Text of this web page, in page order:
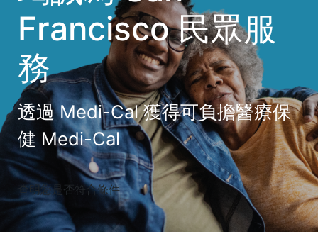
Francisco 民眾服
務
透過 Medi-Cal 獲得可負擔醫療保
健 Medi-Cal
查明您是否符合條件